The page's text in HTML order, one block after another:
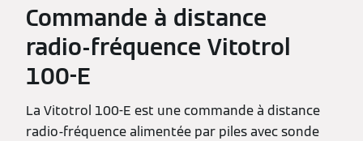
Commande à distance
radio-fréquence Vitotrol
100-E
La Vitotrol 100-E est une commande à distance
radio-fréquence alimentée par piles avec sonde